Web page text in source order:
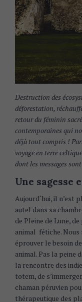
Destruction des
déforestation,
retour du féminin
contemporaines qui
déjà tout compris !
voyage en terre
dont les messages
Une sagesse
Aujourd‘hui, il n’est
autel dans sa
de Pleine de Lune,
animal fétiche. Nous
éprouver le besoin
animal. Pas la peine
la rencontre des
totem, de
chaman péruvien
thérapeutique des